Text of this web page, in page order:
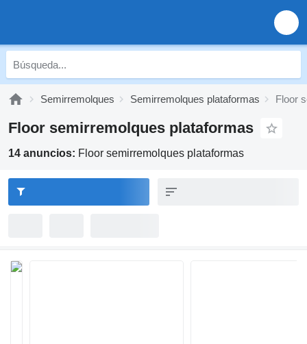
Semirremolques Semirremolques plataformas Floor
Floor semirremolques plataformas
14 anuncios: Floor semirremolques plataformas